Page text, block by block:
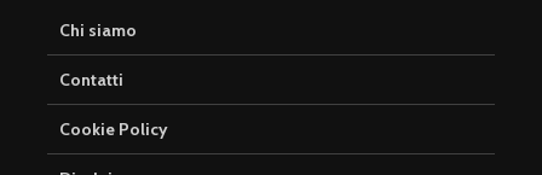
Chi siamo
Contatti
Cookie Policy